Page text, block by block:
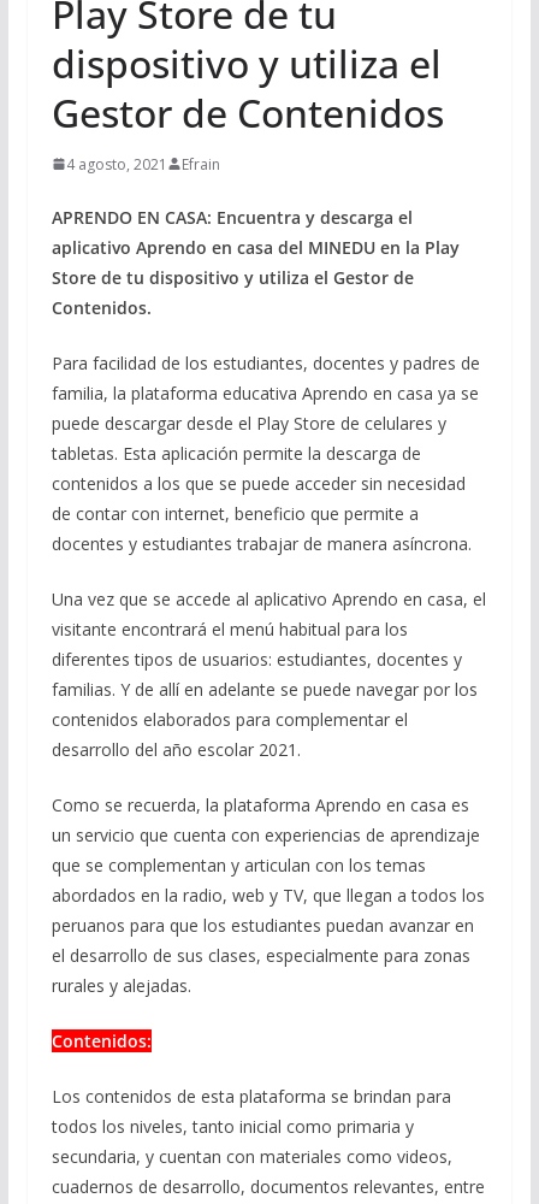
Play Store de tu
dispositivo y utiliza el
Gestor de Contenidos
4 agosto, 2021 Efrain
APRENDO EN CASA: Encuentra y descarga el
aplicativo Aprendo en casa del MINEDU en la Play
Store de tu dispositivo y utiliza el Gestor de
Contenidos.
Para facilidad de los estudiantes, docentes y padres de
familia, la plataforma educativa Aprendo en casa ya se
puede descargar desde el Play Store de celulares y
tabletas. Esta aplicación permite la descarga de
contenidos a los que se puede acceder sin necesidad
de contar con internet, beneficio que permite a
docentes y estudiantes trabajar de manera asíncrona.
Una vez que se accede al aplicativo Aprendo en casa, el
visitante encontrará el menú habitual para los
diferentes tipos de usuarios: estudiantes, docentes y
familias. Y de allí en adelante se puede navegar por los
contenidos elaborados para complementar el
desarrollo del año escolar 2021.
Como se recuerda, la plataforma Aprendo en casa es
un servicio que cuenta con experiencias de aprendizaje
que se complementan y articulan con los temas
abordados en la radio, web y TV, que llegan a todos los
peruanos para que los estudiantes puedan avanzar en
el desarrollo de sus clases, especialmente para zonas
rurales y alejadas.
Contenidos:
Los contenidos de esta plataforma se brindan para
todos los niveles, tanto inicial como primaria y
secundaria, y cuentan con materiales como videos,
cuadernos de desarrollo, documentos relevantes, entre